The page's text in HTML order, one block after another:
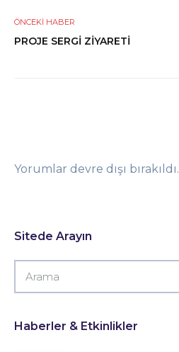
ÖNCEKI HABER
PROJE SERGİ ZİYARETİ
Yorumlar devre dışı bırakıldı.
Sitede Arayın
Haberler & Etkinlikler